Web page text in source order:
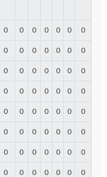
0 0 0 0 0 0 0
0 0 0 0 0 0 0
0 0 0 0 0 0 0
0 0 0 0 0 0 0
0 0 0 0 0 0 0
0 0 0 0 0 0 0
0 0 0 0 0 0 0
0 0 0 0 0 0 0